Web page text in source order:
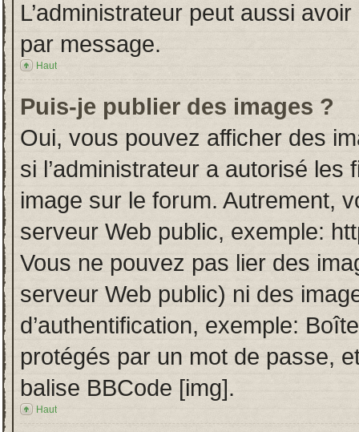
L’administrateur peut aussi
par message.
Haut
Puis-je publier des images ?
Oui, vous pouvez afficher des
si l’administrateur a autorisé
image sur le forum. Autrement,
serveur Web public, exemple:
Vous ne pouvez pas lier des
serveur Web public) ni des
d’authentification, exemple:
protégés par un mot de passe,
balise BBCode [img].
Haut